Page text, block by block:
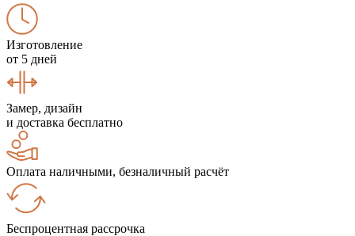
Изготовление
от 5 дней
Замер, дизайн
и доставка бесплатно
Оплата наличными, безналичный расчёт
Беспроцентная рассрочка